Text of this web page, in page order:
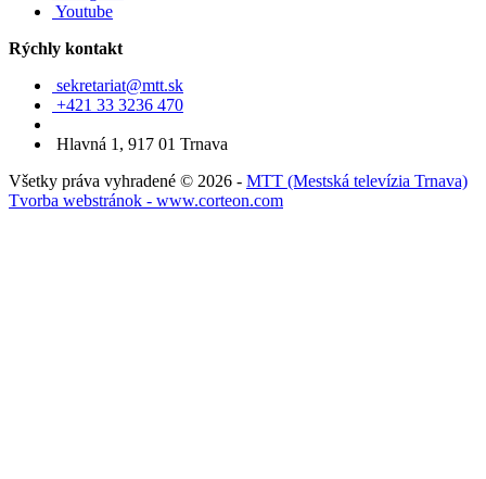
Youtube
Rýchly kontakt
sekretariat@mtt.sk
+421 33 3236 470
Hlavná 1, 917 01 Trnava
Všetky práva vyhradené © 2026 - MTT (Mestská televízia Trnava)
Tvorba webstránok - www.corteon.com